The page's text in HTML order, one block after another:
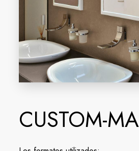
CUSTOM-